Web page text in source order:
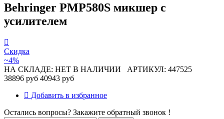
Behringer PMP580S микшер с
усилителем
Скидка
~4%
НА СКЛАДЕ: НЕТ В НАЛИЧИИ АРТИКУЛ: 447525
38896 руб 40943 руб
Добавить в избранное
Остались вопросы? Закажите обратный звонок !